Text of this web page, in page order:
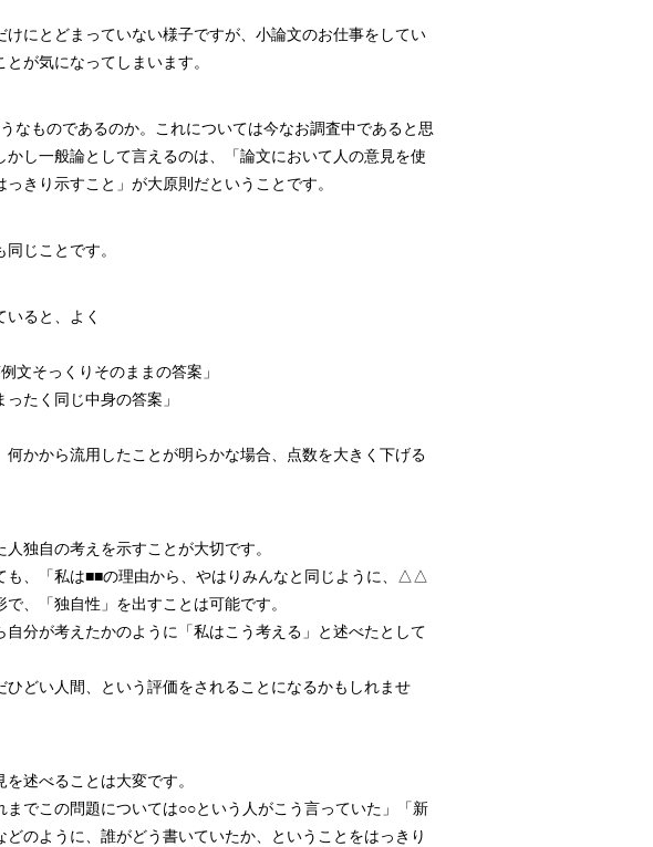
にとどまっていない様子ですが、小論文のお仕事をしてい
が気になってしまいます。
なものであるのか。これについては今なお調査中であると思
し一般論として言えるのは、「論文において人の意見を使
きり示すこと」が大原則だということです。
じことです。
ると、よく
文そっくりそのままの答案」
たく同じ中身の答案」
かから流用したことが明らかな場合、点数を大きく下げる
独自の考えを示すことが大切です。
も、「私は■■の理由から、やはりみんなと同じように、△△
、「独自性」を出すことは可能です。
分が考えたかのように「私はこう考える」と述べたとして
どい人間、という評価をされることになるかもしれませ
述べることは大変です。
でこの問題については○○という人がこう言っていた」「新
のように、誰がどう書いていたか、ということをはっきり